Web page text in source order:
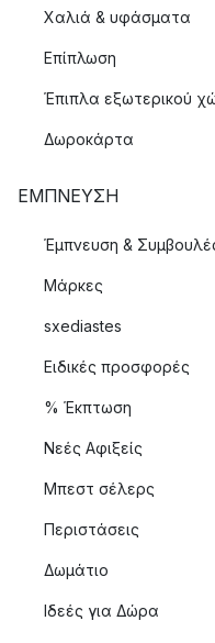
Χαλιά & υφάσματα
Επίπλωση
Έπιπλα εξωτερικού
Δωροκάρτα
ΈΜΠΝΕΥΣΗ
Έμπνευση &
Μάρκες
sxediastes
Ειδικές προσφορές
% Έκπτωση
Νεές Αφιξείς
Μπεστ σέλερς
Περιστάσεις
Δωμάτιο
Ιδεές για Δώρα